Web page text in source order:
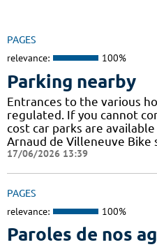
PAGES
relevance: 100%
Parking nearby
Entrances to the various
regulated. If you cannot
cost car parks are
Arnaud de Villeneuve Bike
17/06/2026 13:39
PAGES
relevance: 100%
Paroles de nos